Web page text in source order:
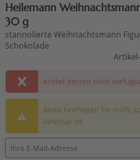
Heilemann
30 g
stannolierte Weihnachtsmann
Schokolade
Artikel derzeit nicht
Benachrichtigen Sie mich,
lieferbar ist.